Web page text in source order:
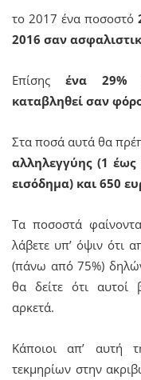
το 2017 ένα ποσοστό
2016 σαν
Επίσης ένα 29%
καταβληθεί σαν
Στα ποσά αυτά θα
αλληλεγγύης (1
εισόδημα) και 650
Τα ποσοστά
λάβετε υπ’ όψιν ότι
(πάνω από 75%)
θα δείτε ότι αυτοί
αρκετά.
Κάποιοι απ’ αυτή
τεκμηρίων στην